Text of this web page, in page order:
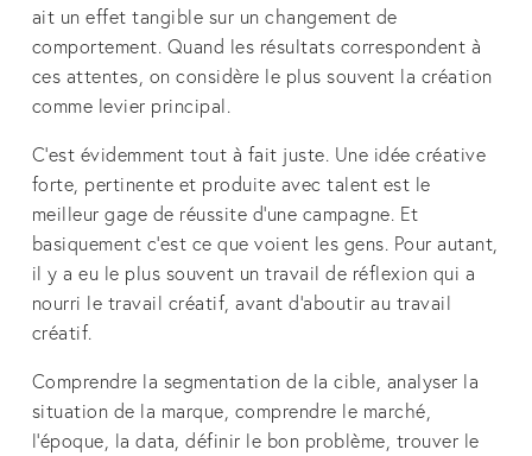
ait un effet tangible sur un changement de
comportement. Quand les résultats correspondent à
ces attentes, on considère le plus souvent la création
comme levier principal.
C’est évidemment tout à fait juste. Une idée créative
forte, pertinente et produite avec talent est le
meilleur gage de réussite d'une campagne. Et
basiquement c’est ce que voient les gens. Pour autant,
il y a eu le plus souvent un travail de réflexion qui a
nourri le travail créatif, avant d’aboutir au travail
créatif.
Comprendre la segmentation de la cible, analyser la
situation de la marque, comprendre le marché,
l’époque, la data, définir le bon problème, trouver le